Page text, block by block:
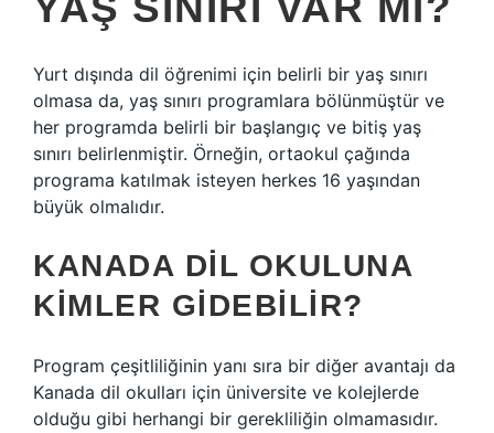
Yurt dışında dil öğrenimi için belirli bir yaş sınırı
olmasa da, yaş sınırı programlara bölünmüştür ve
her programda belirli bir başlangıç ​​ve bitiş yaş
sınırı belirlenmiştir. Örneğin, ortaokul çağında
programa katılmak isteyen herkes 16 yaşından
büyük olmalıdır.
KANADA DIL OKULUNA
KIMLER GIDEBILIR?
Program çeşitliliğinin yanı sıra bir diğer avantajı da
Kanada dil okulları için üniversite ve kolejlerde
olduğu gibi herhangi bir gerekliliğin olmamasıdır.